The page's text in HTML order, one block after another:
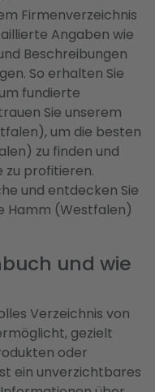
Firmenverzeichnis
Angaben wie
Beschreibungen
So erhalten Sie
fundierte
Sie unserem
um die besten
zu finden und
zu profitieren.
und entdecken Sie
Hamm (Westfalen)
und wie
Verzeichnis von
gezielt
oder
ein unverzichtbares